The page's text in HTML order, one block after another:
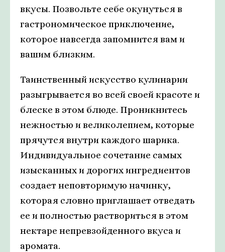
вкусы. Позвольте себе окунуться в
гастрономическое приключение,
которое навсегда запомнится вам и
вашим близким.
Таинственный искусство кулинарии
разыгрывается во всей своей красоте и
блеске в этом блюде. Проникнитесь
нежностью и великолепием, которые
прячутся внутри каждого шарика.
Индивидуальное сочетание самых
изысканных и дорогих ингредиентов
создает неповторимую начинку,
которая словно приглашает отведать
ее и полностью раствориться в этом
нектаре непревзойденного вкуса и
аромата.